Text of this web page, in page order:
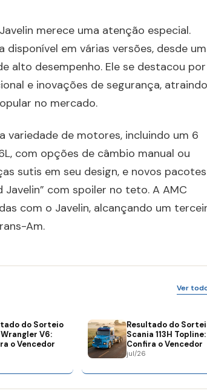
merece uma atenção especial.
disponível em várias versões, desde um
alto desempenho. Ele se destacou por
e inovações de segurança, atraindo
no mercado.
variedade de motores, incluindo um 6
com opções de câmbio manual ou
sutis em seu design, e novos pacotes
com spoiler no teto. A AMC
com o Javelin, alcançando um
Am.
Ver
do Sorteio
V6:
o Vencedor
Resultado do
Scania 113H Topline:
Confira o Vencedor
jul/26